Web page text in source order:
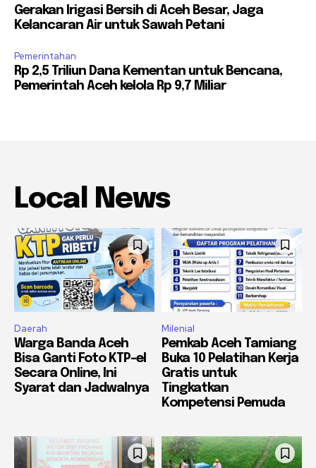
Gerakan Irigasi Bersih di Aceh Besar, Jaga
Kelancaran Air untuk Sawah Petani
Pemerintahan
Rp 2,5 Triliun Dana Kementan untuk Bencana,
Pemerintah Aceh kelola Rp 9,7 Miliar
Local News
Daerah
Warga Banda Aceh
Bisa Ganti Foto KTP-el
Secara Online, Ini
Syarat dan Jadwalnya
Milenial
Pemkab Aceh Tamiang
Buka 10 Pelatihan Kerja
Gratis untuk
Tingkatkan
Kompetensi Pemuda